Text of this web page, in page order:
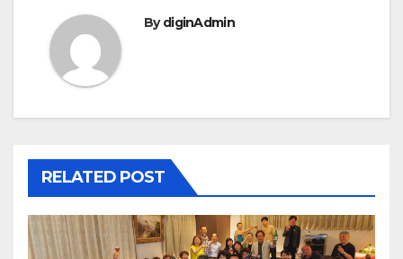
ナ
ビ
ゲ
ー
シ
ョ
ン
BydiginAdmin
RELATED POST